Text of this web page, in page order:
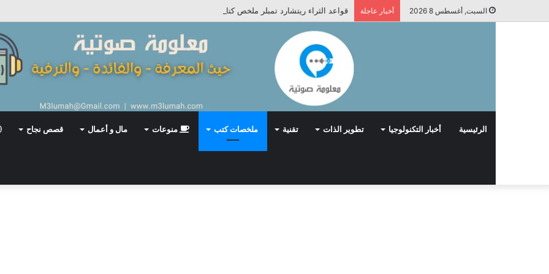
السبت, أغسطس 8 2026 أخبار عاجلة قواعد الثراء ريتشارد تمبلر ملخص كتاب
الرئيسية أخبار التكنولوجيا تطوير الذات تقنية ملخصات كتب منوعات مال و أعمال قصص نجاح